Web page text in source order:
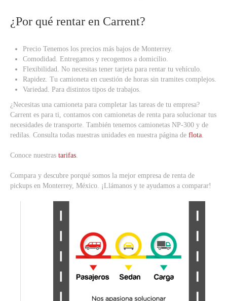
¿Por qué rentar en Carrent?
Precio Tenemos los precios más bajos de Monterrey.
Comodidad. Entregamos y recogemos a domicilio.
Flexibilidad. No necesitas tener tarjeta para rentar tu vehículo.
Rapidez. Tu camioneta en cuestión de horas sin tramites complejos.
Variedad. Para distintos tipos de trabajos.
¿Necesitas una camioneta para completar las tareas de tu empresa?
Carrent es para ti, contamos con camionetas de renta para solucionar tus
necesidades de transporte. También tenemos camionetas NP-300 y de
redilas. Consulta todas nuestras unidades en nuestra página de flota
Conoce nuestras tarifas
Compara y descubre porqué somos la mejor empresa de renta de
pickups en Monterrey, México. ¡Llámanos y te ayudamos a comparar!